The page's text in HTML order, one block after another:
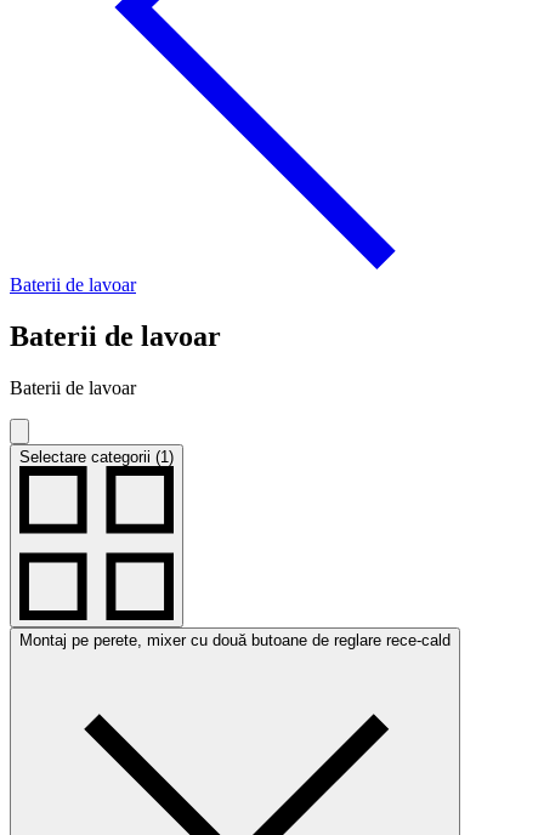
Baterii de lavoar
Baterii de lavoar
Baterii de lavoar
Selectare categorii (1)
Montaj pe perete, mixer cu două butoane de reglare rece-cald